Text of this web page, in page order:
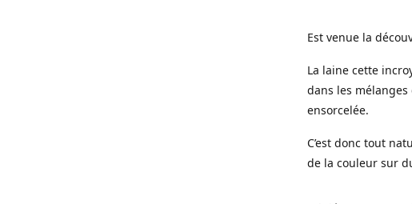
Est venue la
La laine cette
dans les
ensorcelée.
C’est donc tout
de la couleur sur